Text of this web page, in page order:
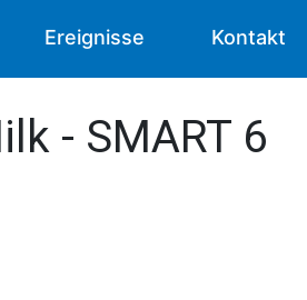
Ereignisse Kontakt
- SMART 6